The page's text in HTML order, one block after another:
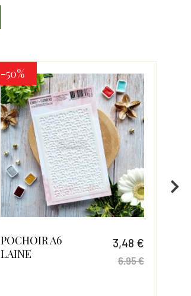
-50%
POCHOIR A6
LAINE
3,48 €
6,95 €